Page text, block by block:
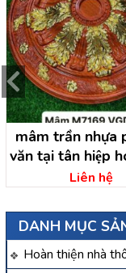
DANH MỤC
Hoàn thiện nhà
mâm trần nhựa
văn tại tân hiệp
– hồ chí minh
Liên hệ